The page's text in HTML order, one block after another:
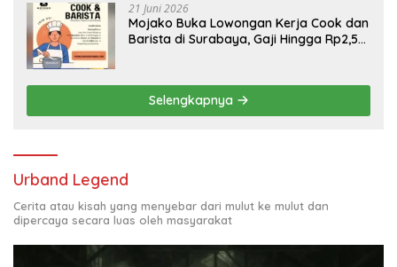
21 Juni 2026
Mojako Buka Lowongan Kerja Cook dan
Barista di Surabaya, Gaji Hingga Rp2,5
Selengkapnya
Urband Legend
Cerita atau kisah yang menyebar dari mulut ke mulut dan
dipercaya secara luas oleh masyarakat